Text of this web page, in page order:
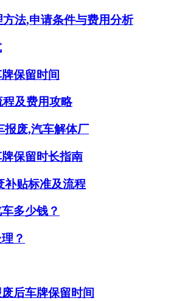
法,申请条件与费用分析
保留时间
及费用攻略
报废,汽车解体厂
保留时长指南
补贴标准及流程
多少钱？
？
后车牌保留时间